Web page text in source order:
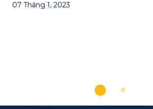
07 Tháng 1, 2023